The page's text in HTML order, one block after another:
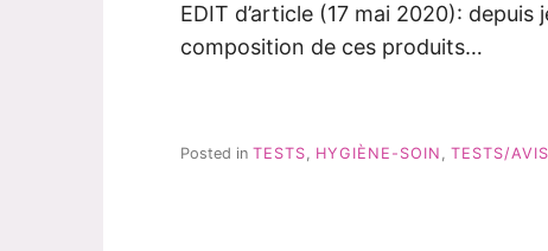
EDIT d’article (17 mai 2020):
composition de ces produits…
Posted in TESTS HYGIÈNE-SOIN TESTS/